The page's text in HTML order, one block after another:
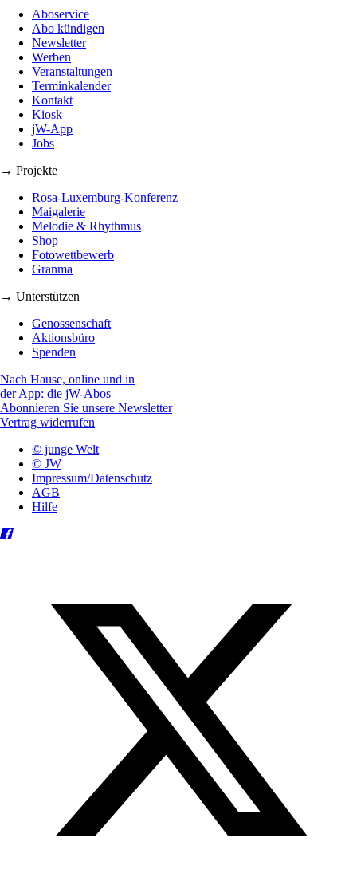
Aboservice
Abo kündigen
Newsletter
Werben
Veranstaltungen
Terminkalender
Kontakt
Kiosk
jW-App
Jobs
→ Projekte
Rosa-Luxemburg-Konferenz
Maigalerie
Melodie & Rhythmus
Shop
Fotowettbewerb
Granma
→ Unterstützen
Genossenschaft
Aktionsbüro
Spenden
Nach Hause, online und in
der App: die jW-Abos
Abonnieren Sie unsere Newsletter
Vertrag widerrufen
© junge Welt
© JW
Impressum/Datenschutz
AGB
Hilfe